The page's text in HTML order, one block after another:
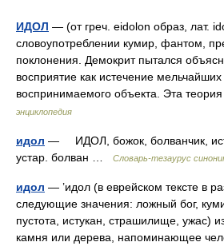
ИДОЛ — (от греч. eidolon образ, лат.
словоупотреблении кумир, фантом,
поклонения. Демокрит пытался
восприятие как истечение
воспринимаемого объекта. Эта
энциклопедия
идол — ИДОЛ, божок, болванчик,
устар. болван …
Словарь-тезаурус
идол — ’идол (в еврейском тексте в
следующие значения: ложный бог,
пустота, истукан, страшилище, ужас)
камня или дерева, напоминающее